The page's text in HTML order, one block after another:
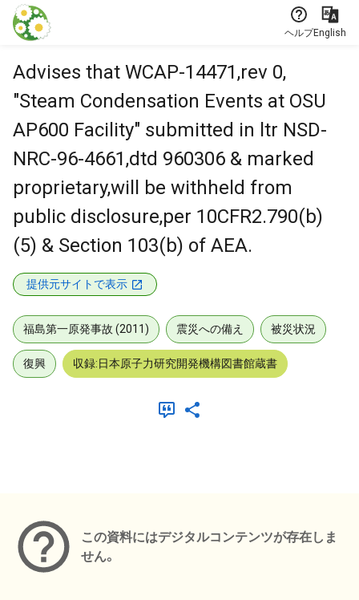
本文に飛ぶ
ヘルプEnglish
Advises that WCAP-14471,rev 0,
"Steam Condensation Events at OSU
AP600 Facility" submitted in ltr NSD-
NRC-96-4661,dtd 960306 & marked
proprietary,will be withheld from
public disclosure,per 10CFR2.790(b)
(5) & Section 103(b) of AEA.
提供元サイトで表示
福島第一原発事故 (2011) 震災への備え 被災状況
復興 収録:日本原子力研究開発機構図書館蔵書
この資料にはデジタルコンテンツが存在しま
せん。